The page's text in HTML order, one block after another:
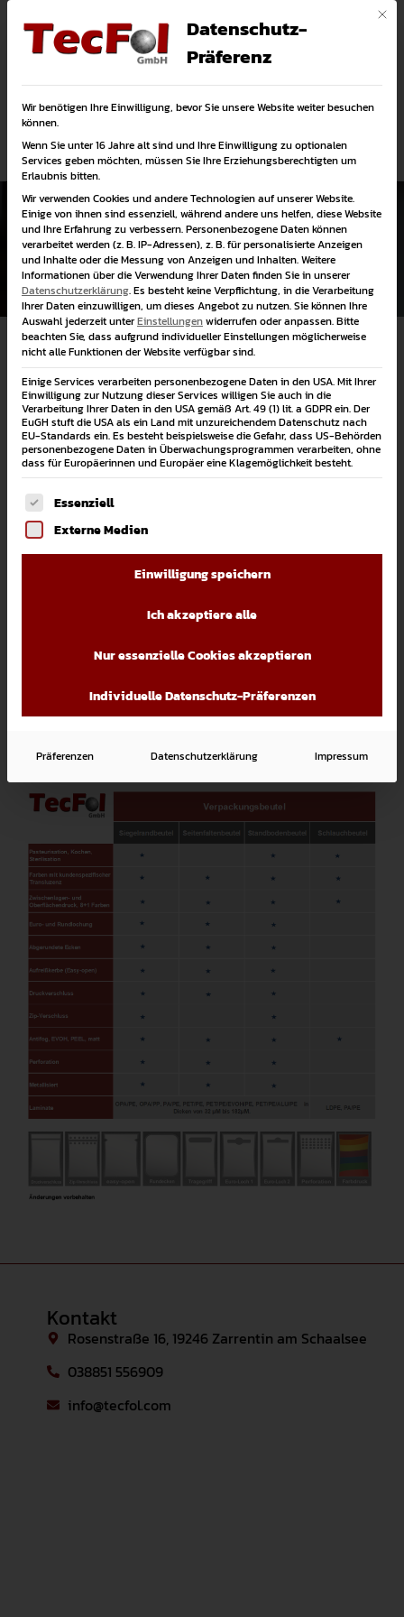
038851 556909
info@tecfol.com
Kontakt
Verpackungen
Lieferprogramm
Verpackungsfolien
Verpackungsbeutel
Kontakt
Rosenstraße 16, 19246 Zarrentin am Schaalsee
038851 556909
info@tecfol.com
Mit
Datenschutz-
Präferenz
Wir benötigen Ihre Einwilligung, bevor Sie unsere Website weiter besuchen
können.
Wenn Sie unter 16 Jahre alt sind und Ihre Einwilligung zu optionalen
Services geben möchten, müssen Sie Ihre Erziehungsberechtigten um
Erlaubnis bitten.
Wir verwenden Cookies und andere Technologien auf unserer Website.
Einige von ihnen sind essenziell, während andere uns helfen, diese Website
und Ihre Erfahrung zu verbessern.Personenbezogene Daten können
verarbeitet werden (z. B. IP-Adressen), z. B. für personalisierte Anzeigen
und Inhalte oder die Messung von Anzeigen und Inhalten.Weitere
Informationen über die Verwendung Ihrer Daten finden Sie in unserer
Datenschutzerklärung.Es besteht keine Verpflichtung, in die Verarbeitung
Ihrer Daten einzuwilligen, um dieses Angebot zu nutzen.Sie können Ihre
Auswahl jederzeit unterEinstellungenwiderrufen oder anpassen.Bitte
beachten Sie, dass aufgrund individueller Einstellungen möglicherweise
nicht alle Funktionen der Website verfügbar sind.
Einige Services verarbeiten personenbezogene Daten in den USA. Mit Ihrer
Einwilligung zur Nutzung dieser Services willigen Sie auch in die
Verarbeitung Ihrer Daten in den USA gemäß Art. 49 (1) lit. a GDPR ein. Der
EuGH stuft die USA als ein Land mit unzureichendem Datenschutz nach
EU-Standards ein. Es besteht beispielsweise die Gefahr, dass US-Behörden
personenbezogene Daten in Überwachungsprogrammen verarbeiten, ohne
dass für Europäerinnen und Europäer eine Klagemöglichkeit besteht.
Es folgt eine Liste der Service-Gruppen, für die eine
Essenziell
Externe Medien
Einwilligung speichern
Ich akzeptiere alle
Nur essenzielle Cookies akzeptieren
Individuelle Datenschutz-Präferenzen
Präferenzen Datenschutzerklärung Impressum